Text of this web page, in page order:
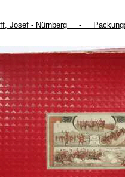
Josef - Nürnberg -